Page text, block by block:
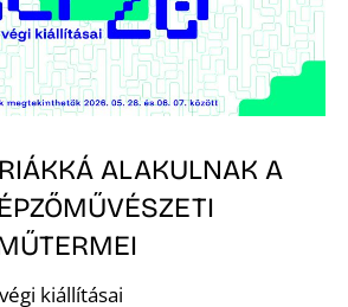
ALAKULNAK A
kiállításai